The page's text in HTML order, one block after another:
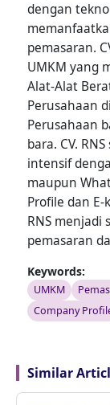
dengan
pemasaran.
UMKM yang
Alat-Alat
Perusahaan
Perusahaan
bara. CV.
intensif
maupun
Profile dan E-
RNS
pemasaran
Keywords:
UMKM
Company
Similar